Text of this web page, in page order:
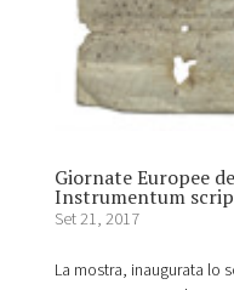
Giornate Europee
Instrumentum
Set 21, 2017
La mostra, inaugurata lo